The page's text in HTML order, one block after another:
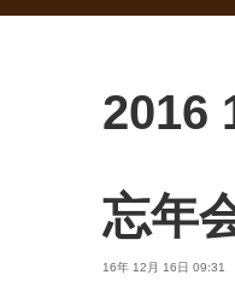
2016
忘年
16年 12月 16日 09:31